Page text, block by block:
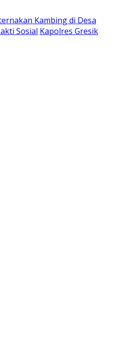
Kambing di Desa
Sosial Kapolres Gresik